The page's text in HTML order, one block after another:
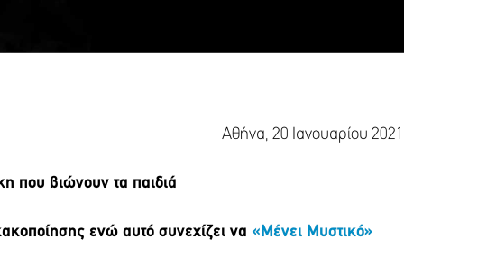
Αθήνα, 20 Ιανουαρίου 2021
που βιώνουν τα παιδιά
ενώ αυτό συνεχίζει να «Μένει Μυστικό»